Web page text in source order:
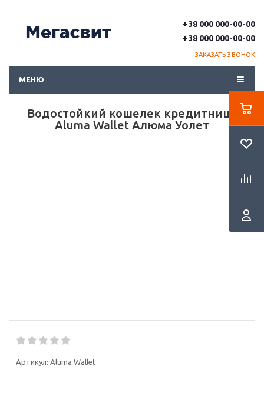
+38 000 000-00-00
+38 000 000-00-00
ЗАКАЗАТЬ ЗВОНОК
МЕНЮ
Водостойкий кошелек кредитница
Aluma Wallet Алюма Уолет
Артикул: Aluma Wallet